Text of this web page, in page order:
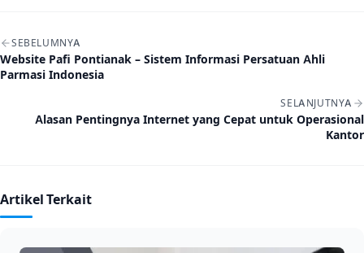
Navigasi artikel
SEBELUMNYA
Website Pafi Pontianak – Sistem Informasi Persatuan Ahli
Parmasi Indonesia
SELANJUTNYA
Alasan Pentingnya Internet yang Cepat untuk Operasional
Kantor
Artikel Terkait